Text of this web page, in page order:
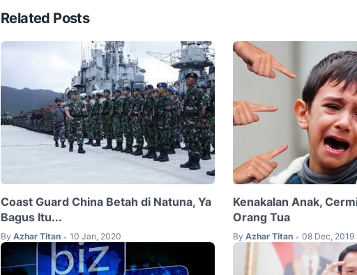
Related Posts
Coast Guard China Betah di Natuna, Ya
Bagus Itu...
By Azhar Titan • 10 Jan, 2020
Kenakalan Anak,
Orang Tua
By Azhar Titan • 08 Dec, 2019